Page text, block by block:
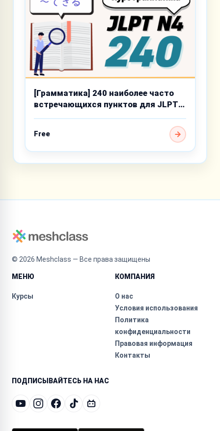
[Грамматика] 240 наиболее часто
встречающихся пунктов для JLPT
N4
Free
© 2026 Meshclass — Все права защищены
МЕНЮ
Курсы
КОМПАНИЯ
О нас
Условия использования
Политика
конфиденциальности
Правовая информация
Контакты
ПОДПИСЫВАЙТЕСЬ НА НАС